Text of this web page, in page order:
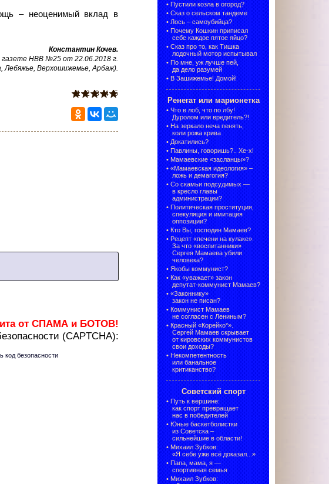
– неоценимый вклад в
Константин Кочев.
НВВ №25 от 22.06.2018 г.
Лебяжье, Верхошижемье, Арбаж).
1 2 3 4 5
от СПАМА и БОТОВ!
(CAPTCHA):
• Пустили козла в огород?
• Сказ о сельском тандеме
• Лось – самоубийца?
• Почему Кошкин приписал
себе каждое пятое яйцо?
• Сказ про то, как Тишка
лодочный мотор испытывал
• По мне, уж лучше пей,
да дело разумей
• В Зашижемье! Домой!
Ренегат или марионетка
• Что в лоб, что по лбу!
Дуролом или вредитель?!
• На зеркало неча пенять,
коли рожа крива
• Докатились?
• Павлины, говоришь?.. Хе-х!
• Мамаевские «засланцы»?
• «Мамаевская идеология» –
ложь и демагогия?
• Со скамьи подсудимых —
в кресло главы
администрации?
• Политическая проституция,
спекуляция и имитация
оппозиции?
• Кто Вы, господин Мамаев?
• Рецепт «печени на кулаке».
За что «воспитанники»
Сергея Мамаева убили
человека?
• Якобы коммунист?
• Как «уважает» закон
депутат-коммунист Мамаев?
• «Законнику»
закон не писан?
• Коммунист Мамаев
не согласен с Лениным?
• Красный «Корейко*».
Сергей Мамаев скрывает
от кировских коммунистов
свои доходы?
• Некомпетентность
или банальное
критиканство?
Советский спорт
• Путь к вершине:
как спорт превращает
нас в победителей
• Юные баскетболистки
из Советска –
сильнейшие в области!
• Михаил Зубков:
«Я себе уже всё доказал...»
• Папа, мама, я —
спортивная семья
• Михаил Зубков: